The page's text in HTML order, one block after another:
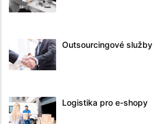
Outsourcingové služby
Logistika pro e-shopy